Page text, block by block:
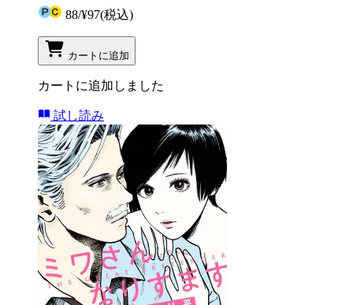
88/¥97(税込)
カートに追加
カートに追加しました
試し読み